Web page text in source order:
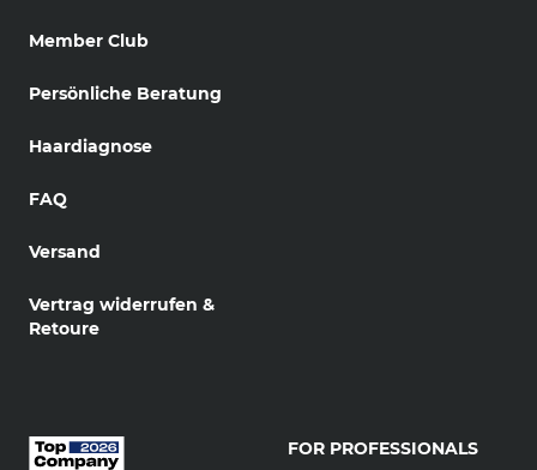
Member Club
Persönliche Beratung
Haardiagnose
FAQ
Versand
Vertrag widerrufen &
Retoure
FOR PROFESSIONALS